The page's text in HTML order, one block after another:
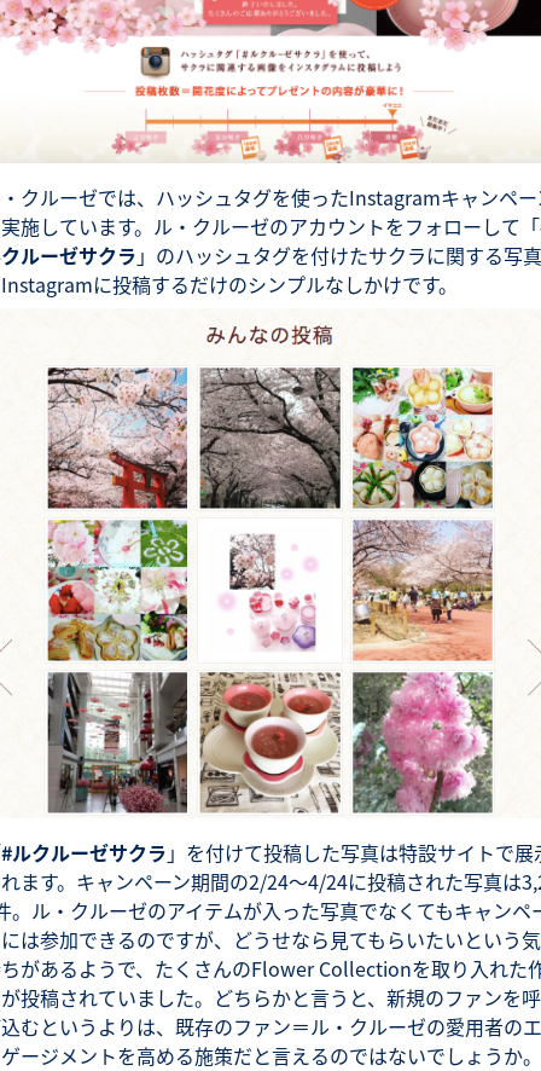
クルーゼでは、ハッシュタグを使ったInstagramキャンペ
施しています。ル・クルーゼのアカウントをフォローして「
ルーゼサクラ 」のハッシュタグを付けたサクラに関する写真
に投稿するだけのシンプルなしかけです。
#ルクルーゼサクラ 」を付けて投稿した写真は特設サイトで展
ます。キャンペーン期間の2/24〜4/24に投稿された写真は
。ル・クルーゼのアイテムが入った写真でなくてもキャンペ
は参加できるのですが、どうせなら見てもらいたいという気
があるようで、たくさんのFlower Collectionを取り入れた
投稿されていました。どちらかと言うと、新規のファンを呼
むというよりは、既存のファン＝ル・クルーゼの愛用者のエ
ージメントを高める施策だと言えるのではないでしょうか。